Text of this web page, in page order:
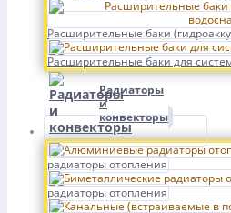
Расширительные баки
Расширительные баки для
Радиаторы
и
конвекторы
радиаторы отопления
радиаторы отопления